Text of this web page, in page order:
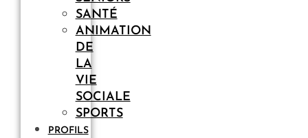
SANTÉ
ANIMATION
DE
LA
VIE
SOCIALE
SPORTS
PROFILS